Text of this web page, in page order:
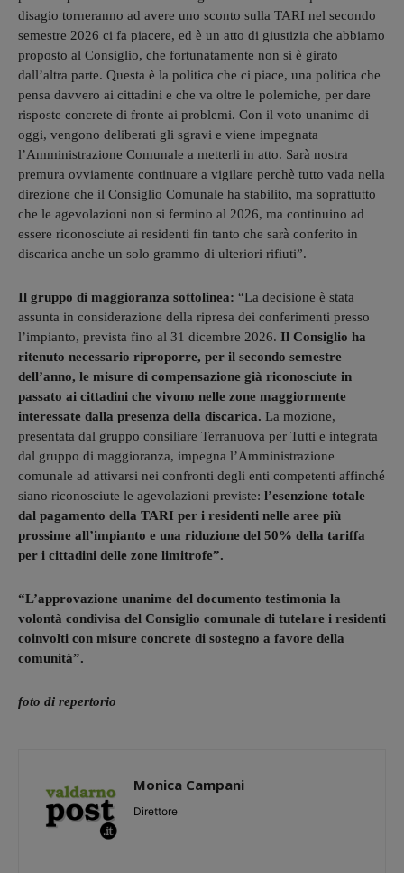
disagio torneranno ad avere uno sconto sulla TARI nel secondo
semestre 2026 ci fa piacere, ed è un atto di giustizia che abbiamo
proposto al Consiglio, che fortunatamente non si è girato
dall’altra parte. Questa è la politica che ci piace, una politica che
pensa davvero ai cittadini e che va oltre le polemiche, per dare
risposte concrete di fronte ai problemi. Con il voto unanime di
oggi, vengono deliberati gli sgravi e viene impegnata
l’Amministrazione Comunale a metterli in atto. Sarà nostra
premura ovviamente continuare a vigilare perchè tutto vada nella
direzione che il Consiglio Comunale ha stabilito, ma soprattutto
che le agevolazioni non si fermino al 2026, ma continuino ad
essere riconosciute ai residenti fin tanto che sarà conferito in
discarica anche un solo grammo di ulteriori rifiuti”.
Il gruppo di maggioranza sottolinea: “La decisione è stata
assunta in considerazione della ripresa dei conferimenti presso
l’impianto, prevista fino al 31 dicembre 2026. Il Consiglio ha
ritenuto necessario riproporre, per il secondo semestre
dell’anno, le misure di compensazione già riconosciute in
passato ai cittadini che vivono nelle zone maggiormente
interessate dalla presenza della discarica. La mozione,
presentata dal gruppo consiliare Terranuova per Tutti e integrata
dal gruppo di maggioranza, impegna l’Amministrazione
comunale ad attivarsi nei confronti degli enti competenti affinché
siano riconosciute le agevolazioni previste: l’esenzione totale
dal pagamento della TARI per i residenti nelle aree più
prossime all’impianto e una riduzione del 50% della tariffa
per i cittadini delle zone limitrofe”.
“L’approvazione unanime del documento testimonia la
volontà condivisa del Consiglio comunale di tutelare i residenti
coinvolti con misure concrete di sostegno a favore della
comunità”.
foto di repertorio
Monica Campani
Direttore